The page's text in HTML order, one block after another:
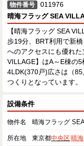
物件番号
011976
晴海フラッグ SEA
【晴海フラッグ SEA
歩19分、BRT利用で新
へのアクセスにも優れ
VILLAGE】はA～E棟の
4LDK(370戸)広さは（
つくりとなっています。
設備条件
物件名 晴海フラッグ
所在地 東京都中央区晴海